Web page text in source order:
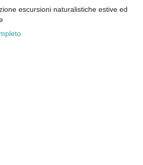
escursioni naturalistiche estive ed